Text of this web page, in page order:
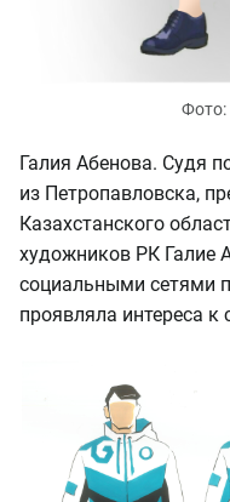
Галия Абенова. Судя
из Петропавловска,
Казахстанского
художников РК Галие
социальными сетями
проявляла интереса